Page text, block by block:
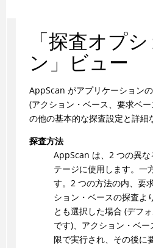
「探査オプシ
ン」ビュー
AppScan がアプリケーション
(アクション・ベース、要求ベ
の他の基本的な探査設定と詳細
探査方法
AppScan は、2 つの異
テージに使用します。一
す。2 つの方法の内、要
ション・ベースの探査よ
とも選択した場合 (デフ
です)、アクション・ベ
限で実行され、その後に